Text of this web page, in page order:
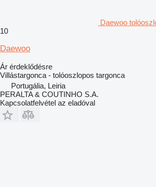
Daewoo
10
Daewoo
Ár érdeklődésre
Villástargonca - tolóoszlopos targonca
Portugália, Leiria
PERALTA & COUTINHO S.A.
Kapcsolatfelvétel az eladóval